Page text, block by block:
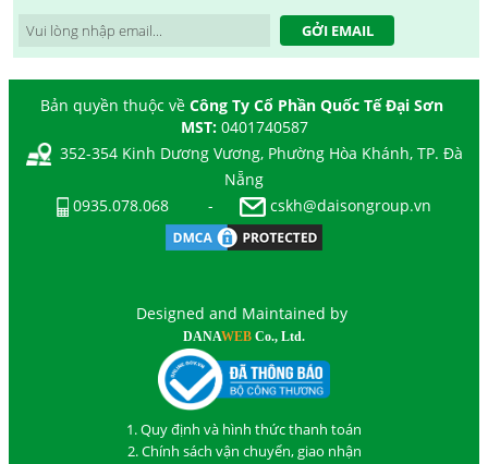
GỞI EMAIL
Bản quyền thuộc về Công Ty Cổ Phần Quốc Tế Đại Sơn
MST: 0401740587
352-354 Kinh Dương Vương, Phường Hòa Khánh, TP. Đà
Nẵng
0935.078.068
- cskh@daisongroup.vn
Designed and Maintained by
DANAWEB Co., Ltd.
1. Quy định và hình thức thanh toán
2. Chính sách vận chuyển, giao nhận